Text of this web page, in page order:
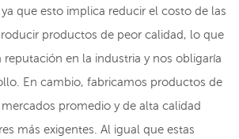
que esto implica reducir el costo de las
productos de peor calidad, lo que
reputación en la industria y nos obligaría
En cambio, fabricamos productos de
promedio y de alta calidad
más exigentes. Al igual que estas